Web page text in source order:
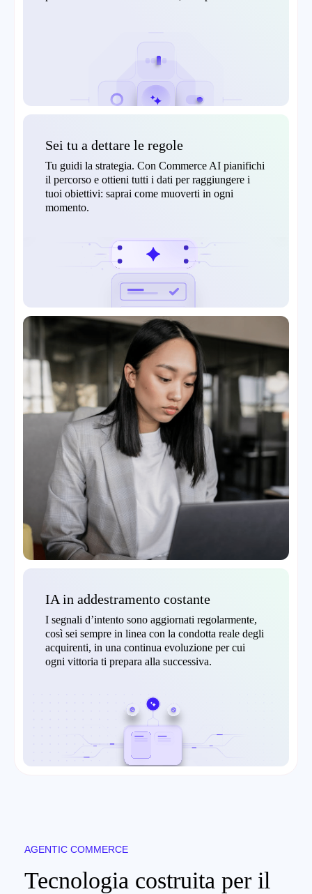
Sei tu a dettare le regole
Tu guidi la strategia. Con Commerce AI pianifichi
il percorso e ottieni tutti i dati per raggiungere i
tuoi obiettivi: saprai come muoverti in ogni
momento.
IA in addestramento costante
I segnali d’intento sono aggiornati regolarmente,
così sei sempre in linea con la condotta reale degli
acquirenti, in una continua evoluzione per cui
ogni vittoria ti prepara alla successiva.
AGENTIC COMMERCE
Tecnologia costruita per il